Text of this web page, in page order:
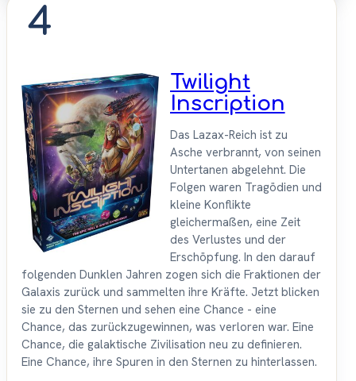
4
Twilight
Inscription
Das Lazax-Reich ist zu
Asche verbrannt, von seinen
Untertanen abgelehnt. Die
Folgen waren Tragödien und
kleine Konflikte
gleichermaßen, eine Zeit
des Verlustes und der
Erschöpfung. In den darauf
folgenden Dunklen Jahren zogen sich die Fraktionen der
Galaxis zurück und sammelten ihre Kräfte. Jetzt blicken
sie zu den Sternen und sehen eine Chance - eine
Chance, das zurückzugewinnen, was verloren war. Eine
Chance, die galaktische Zivilisation neu zu definieren.
Eine Chance, ihre Spuren in den Sternen zu hinterlassen.